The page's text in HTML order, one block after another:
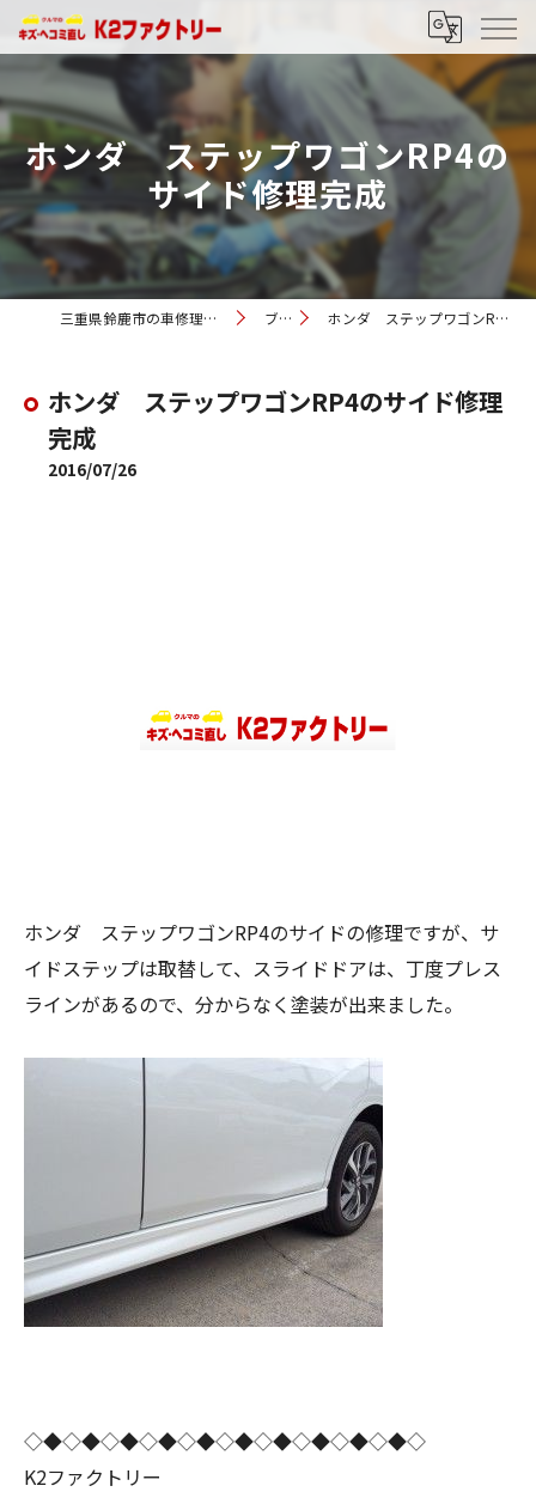
ホンダ ステップワゴンRP4の
サイド修理完成
三重県鈴鹿市の車修理ならK2ファクトリー ブログ ホンダ ステップワゴンRP4のサイド修理完成
ホンダ ステップワゴンRP4のサイド修理
完成
2016/07/26
ホンダ ステップワゴンRP4のサイドの修理ですが、サ
イドステップは取替して、スライドドアは、丁度プレス
ラインがあるので、分からなく塗装が出来ました。
◇◆◇◆◇◆◇◆◇◆◇◆◇◆◇◆◇◆◇◆◇
K2ファクトリー